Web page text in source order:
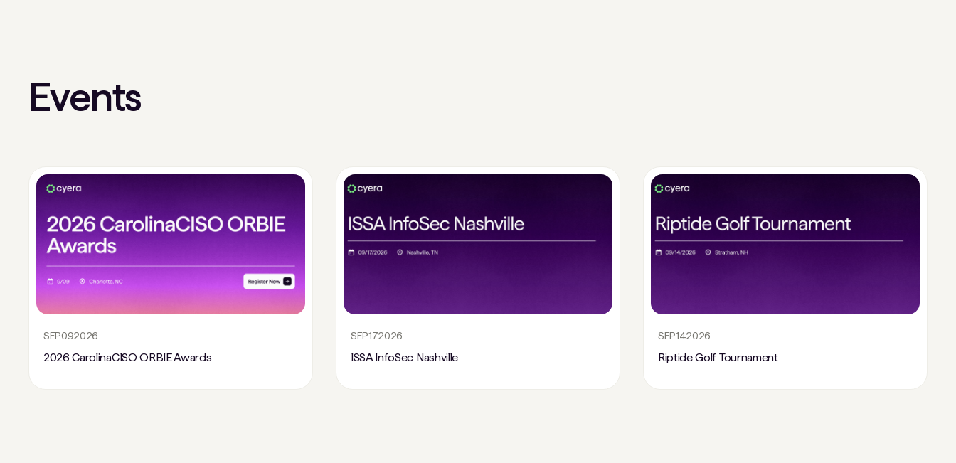
Events
SEP092026
2026 CarolinaCISO ORBIE Awards
SEP172026
ISSA InfoSec Nashville
SEP142026
Riptide Golf Tournament